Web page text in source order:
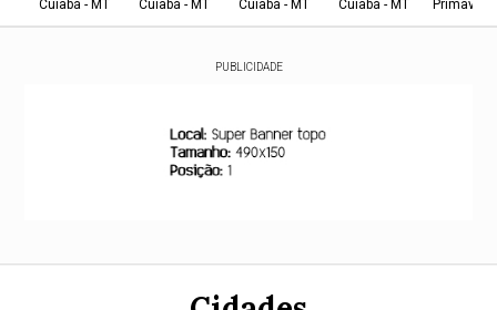
Cuiabá - MT Cuiabá - MT Cuiabá - MT Cuiabá - MT
PUBLICIDADE